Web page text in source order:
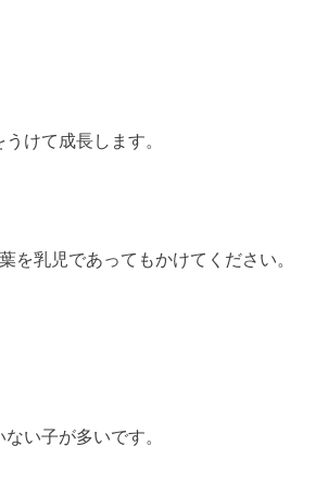
けて成長します。
を乳児であってもかけてください。
い子が多いです。